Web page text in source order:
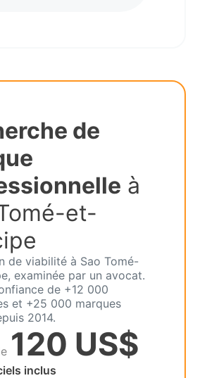
de
à
et-
de viabilité à Sao Tomé-
examinée par un avocat.
de +12 000
et +25 000 marques
2014.
120 US$
inclus